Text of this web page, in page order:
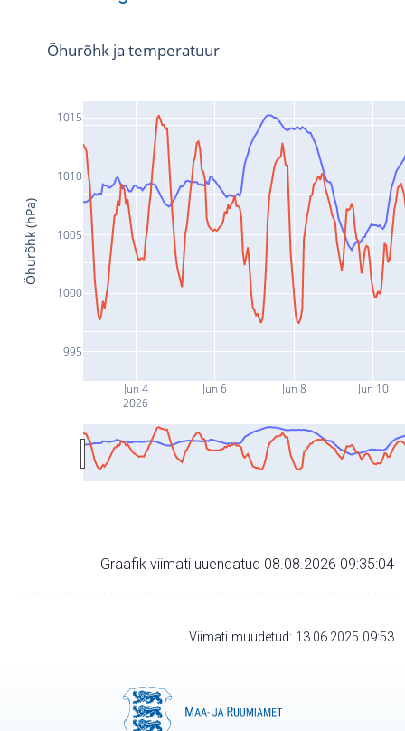
Jun 4
2026
Jun 6 Jun 8 Jun 10
995
1000
1005
1010
1015
Õhurõhk ja temperatuur
Õhurõhk (hPa)
Graafik viimati uuendatud 08.08.2026 09:35:04
Viimati muudetud: 13.06.2025 09:53